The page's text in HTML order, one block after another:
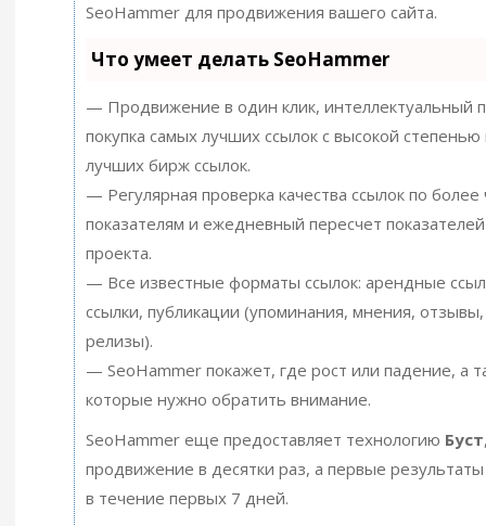
SeoHammer для продвижения вашего сайта.
Что умеет делать SeoHammer
— Продвижение в один клик, интеллектуальный
покупка самых лучших ссылок с высокой степенью
лучших бирж ссылок.
— Регулярная проверка качества ссылок по
показателям и ежедневный пересчет показателей
проекта.
— Все известные форматы ссылок: арендные
ссылки, публикации (упоминания, мнения, отзывы,
релизы).
— SeoHammer покажет, где рост или падение, а
которые нужно обратить внимание.
SeoHammer еще предоставляет технологию Буст
продвижение в десятки раз, а первые
в течение первых 7 дней.